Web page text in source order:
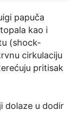
papuča
kao i
(shock-
cirkulaciju
pritisak
dolaze u dodir